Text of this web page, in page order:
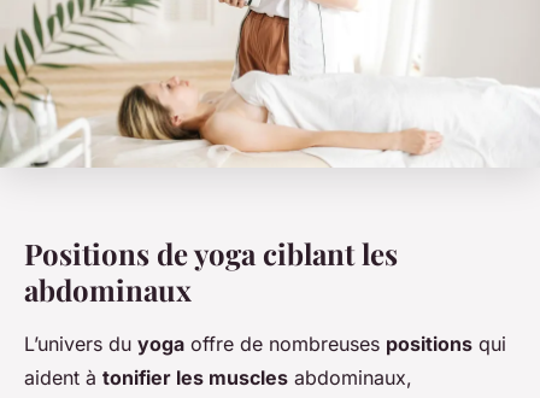
Positions de yoga ciblant les
abdominaux
L’univers du yoga offre de nombreuses positions qui
aident à tonifier les muscles abdominaux,